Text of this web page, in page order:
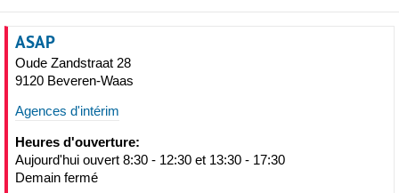
ASAP
Oude Zandstraat 28
9120 Beveren-Waas
Agences d'intérim
Heures d'ouverture:
Aujourd'hui ouvert 8:30 - 12:30 et 13:30 - 17:30
Demain fermé